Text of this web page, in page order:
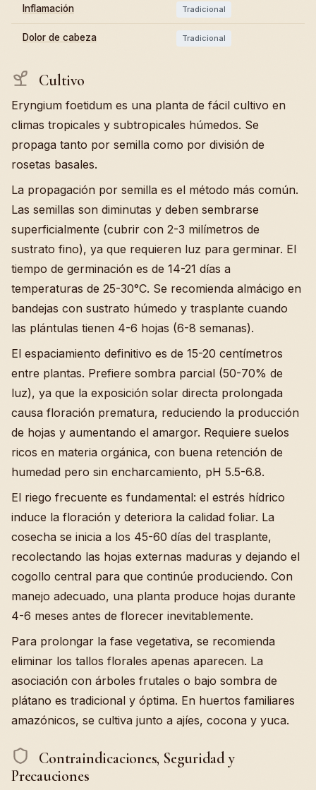
Inflamación Tradicional
Dolor de cabeza Tradicional
Cultivo
Eryngium foetidum es una planta de fácil cultivo en
climas tropicales y subtropicales húmedos. Se
propaga tanto por semilla como por división de
rosetas basales.
La propagación por semilla es el método más común.
Las semillas son diminutas y deben sembrarse
superficialmente (cubrir con 2-3 milímetros de
sustrato fino), ya que requieren luz para germinar. El
tiempo de germinación es de 14-21 días a
temperaturas de 25-30°C. Se recomienda almácigo en
bandejas con sustrato húmedo y trasplante cuando
las plántulas tienen 4-6 hojas (6-8 semanas).
El espaciamiento definitivo es de 15-20 centímetros
entre plantas. Prefiere sombra parcial (50-70% de
luz), ya que la exposición solar directa prolongada
causa floración prematura, reduciendo la producción
de hojas y aumentando el amargor. Requiere suelos
ricos en materia orgánica, con buena retención de
humedad pero sin encharcamiento, pH 5.5-6.8.
El riego frecuente es fundamental: el estrés hídrico
induce la floración y deteriora la calidad foliar. La
cosecha se inicia a los 45-60 días del trasplante,
recolectando las hojas externas maduras y dejando el
cogollo central para que continúe produciendo. Con
manejo adecuado, una planta produce hojas durante
4-6 meses antes de florecer inevitablemente.
Para prolongar la fase vegetativa, se recomienda
eliminar los tallos florales apenas aparecen. La
asociación con árboles frutales o bajo sombra de
plátano es tradicional y óptima. En huertos familiares
amazónicos, se cultiva junto a ajíes, cocona y yuca.
Contraindicaciones, Seguridad y
Precauciones